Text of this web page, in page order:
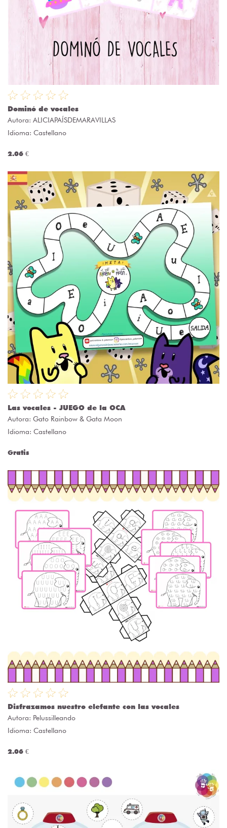
Dominó de vocales
Autora: ALICIAPAÍSDEMARAVILLAS
Idioma: Castellano
2.06 €
Las vocales - JUEGO de la OCA
Autora: Gato Rainbow & Gata Moon
Idioma: Castellano
Gratis
Disfrazamos nuestro elefante con las vocales
Autora: Pelussilleando
Idioma: Castellano
2.06 €